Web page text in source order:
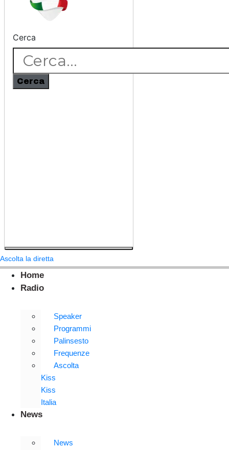
Cerca
Cerca
Ascolta la diretta
Home
Radio
Speaker
Programmi
Palinsesto
Frequenze
Ascolta
Kiss
Kiss
Italia
News
News